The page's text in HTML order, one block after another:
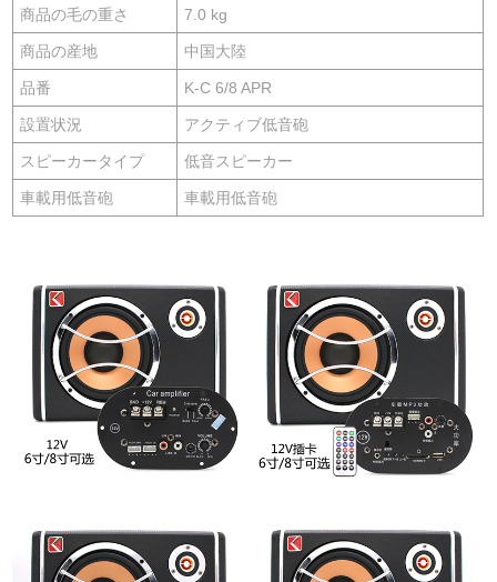
商品の毛の重さ 7.0 kg
商品の産地 中国大陸
品番 K-C 6/8 APR
設置状況 アクティブ低音砲
スピーカータイプ 低音スピーカー
車載用低音砲 車載用低音砲